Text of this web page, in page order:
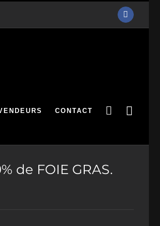
Facebook
CONTACT
de FOIE GRAS.